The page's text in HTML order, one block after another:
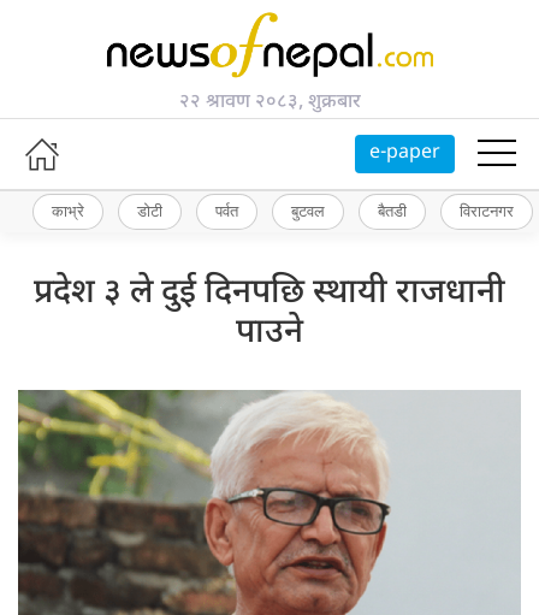
२२ श्रावण २०८३, शुक्रबार
e-paper
काभ्रे डोटी पर्वत बुटवल बैतडी विराटनगर
प्रदेश ३ ले दुई दिनपछि स्थायी राजधानी
पाउने